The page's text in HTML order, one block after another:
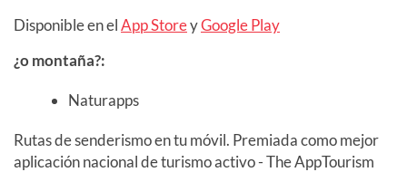
Disponible en elApp StoreyGoogle Play
¿o montaña?:
Naturapps
Rutas de senderismo en tu móvil. Premiada como mejor
aplicación nacional de turismo activo - The AppTourism